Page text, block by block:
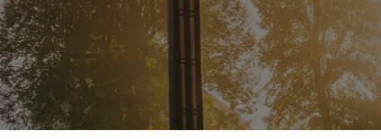
Chór parafialny
Siostry Franciszkanki
Rodziny Maryi